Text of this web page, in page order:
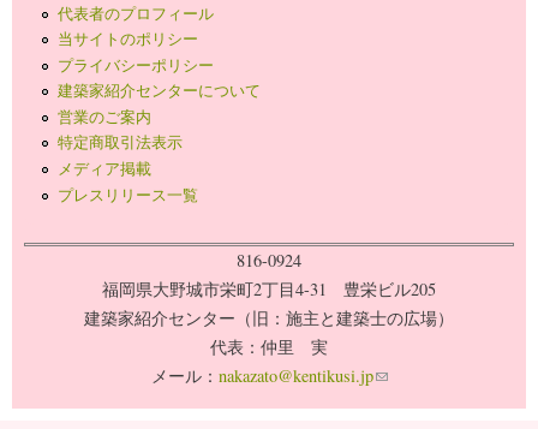
代表者のプロフィール
当サイトのポリシー
プライバシーポリシー
建築家紹介センターについて
営業のご案内
特定商取引法表示
メディア掲載
プレスリリース一覧
816-0924
福岡県大野城市栄町2丁目4-31 豊栄ビル205
建築家紹介センター（旧：施主と建築士の広場）
代表：仲里 実
メール： nakazato@kentikusi.jp(link sends e-mail)